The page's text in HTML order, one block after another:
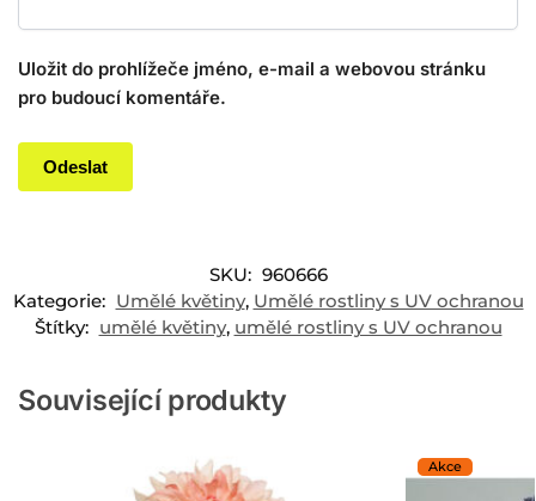
Uložit do prohlížeče jméno, e-mail a webovou stránku
pro budoucí komentáře.
SKU: 960666
Kategorie: Umělé květiny, Umělé rostliny s UV ochranou
Štítky: umělé květiny, umělé rostliny s UV ochranou
Související produkty